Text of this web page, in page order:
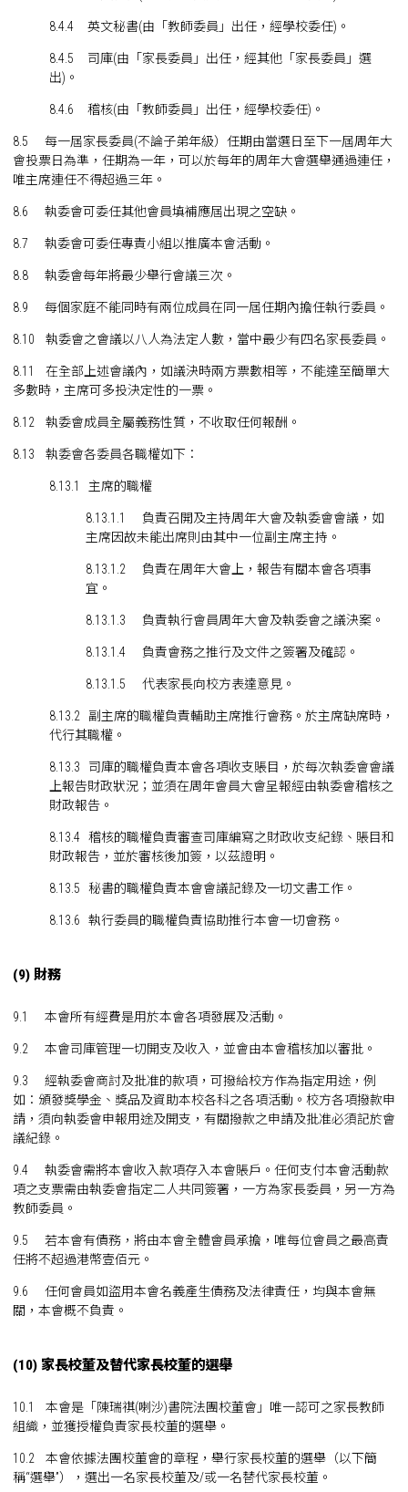
8.4.4 英文秘書(由「教師委員」出任，經學校委任)。
8.4.5 司庫(由「家長委員」出任，經其他「家長委員」選
出)。
8.4.6 稽核(由「教師委員」出任，經學校委任)。
8.5 每一屆家長委員(不論子弟年級）任期由當選日至下一屆周年大
會投票日為準，任期為一年，可以於每年的周年大會選舉通過連任，
唯主席連任不得超過三年。
8.6 執委會可委任其他會員填補應屆出現之空缺。
8.7 執委會可委任專責小組以推廣本會活動。
8.8 執委會每年將最少舉行會議三次。
8.9 每個家庭不能同時有兩位成員在同一屆任期內擔任執行委員。
8.10 執委會之會議以八人為法定人數，當中最少有四名家長委員。
8.11 在全部上述會議內，如議決時兩方票數相等，不能達至簡單大
多數時，主席可多投決定性的一票。
8.12 執委會成員全屬義務性質，不收取任何報酬。
8.13 執委會各委員各職權如下：
8.13.1 主席的職權
8.13.1.1 負責召開及主持周年大會及執委會會議，如
主席因故未能出席則由其中一位副主席主持。
8.13.1.2 負責在周年大會上，報告有關本會各項事
宜。
8.13.1.3 負責執行會員周年大會及執委會之議決案。
8.13.1.4 負責會務之推行及文件之簽署及確認。
8.13.1.5 代表家長向校方表達意見。
8.13.2 副主席的職權負責輔助主席推行會務。於主席缺席時，
代行其職權。
8.13.3 司庫的職權負責本會各項收支賬目，於每次執委會會議
上報告財政狀況；並須在周年會員大會呈報經由執委會稽核之
財政報告。
8.13.4 稽核的職權負責審查司庫編寫之財政收支紀錄、賬目和
財政報告，並於審核後加簽，以茲證明。
8.13.5 秘書的職權負責本會會議記錄及一切文書工作。
8.13.6 執行委員的職權負責協助推行本會一切會務。
(9) 財務
9.1 本會所有經費是用於本會各項發展及活動。
9.2 本會司庫管理一切開支及收入，並會由本會稽核加以審批。
9.3 經執委會商討及批准的款項，可撥給校方作為指定用途，例
如：頒發獎學金、獎品及資助本校各科之各項活動。校方各項撥款申
請，須向執委會申報用途及開支，有關撥款之申請及批准必須記於會
議紀錄。
9.4 執委會需將本會收入款項存入本會賬戶。任何支付本會活動款
項之支票需由執委會指定二人共同簽署，一方為家長委員，另一方為
教師委員。
9.5 若本會有債務，將由本會全體會員承擔，唯每位會員之最高責
任將不超過港幣壹佰元。
9.6 任何會員如盜用本會名義產生債務及法律責任，均與本會無
關，本會概不負責。
(10) 家長校董及替代家長校董的選舉
10.1 本會是「陳瑞祺(喇沙)書院法團校董會」唯一認可之家長教師
組織，並獲授權負責家長校董的選舉。
10.2 本會依據法團校董會的章程，舉行家長校董的選舉（以下簡
稱“選舉”），選出一名家長校董及/或一名替代家長校董。